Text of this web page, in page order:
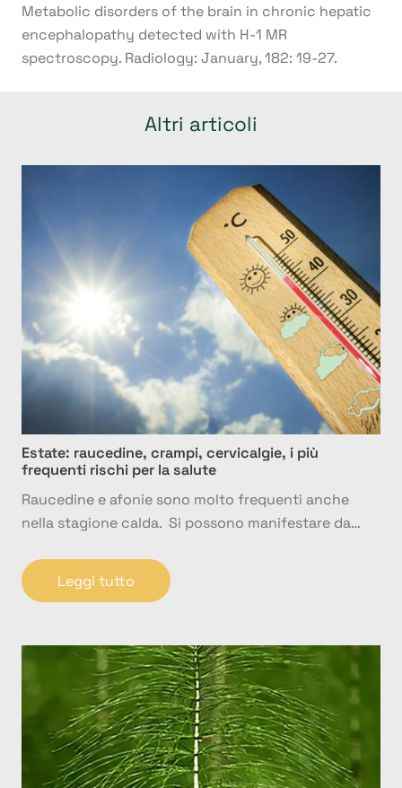
Metabolic disorders of the brain in chronic hepatic
encephalopathy detected with H-1 MR
spectroscopy. Radiology: January, 182: 19-27.
Altri articoli
Estate: raucedine, crampi, cervicalgie, i più
frequenti rischi per la salute
Raucedine e afonie sono molto frequenti anche
nella stagione calda. Si possono manifestare da…
Leggi tutto